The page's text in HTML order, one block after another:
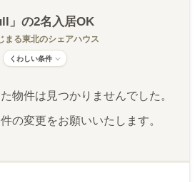
」 の2名入居OK
まる東北のシェアハウス
くわしい条件
物件は見つかりませんでした。
の変更をお願いいたします。